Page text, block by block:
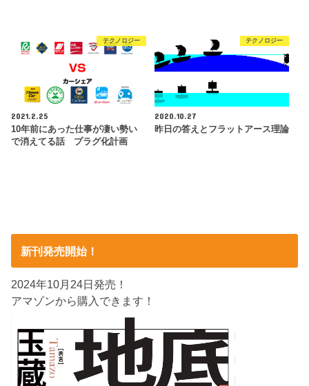
テクノロジー
2021.2.25
10年前にあった仕事が凄い勢い
で消えてる話 プラグ化計画
テクノロジー
2020.10.27
昨日の答えとフラットアース理論
新刊発売開始！
2024年10月24日発売！
アマゾンから購入できます！